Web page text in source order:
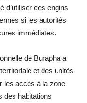
d’utiliser ces engins
si les autorités
immédiates.
de Burapha a
et des unités
les accès à la zone
des habitations